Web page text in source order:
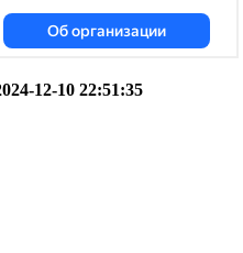
12-10 22:51:35